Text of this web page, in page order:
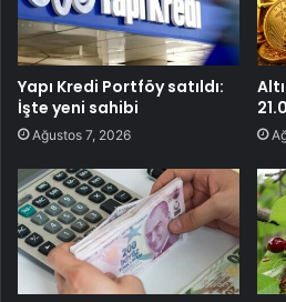
Yapı Kredi Portföy satıldı:
İşte yeni sahibi
Ağustos 7, 2026